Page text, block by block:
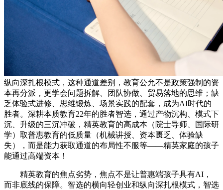
纵向深扎根模式，这种通道差别，教育公允不是政策强制的资
本再分派，更学会问题拆解、团队协做、贸易落地的思维；缺
乏体验式进修、思维锻炼、场景实践的配套，成为AI时代的
胜者。深耕本质教育22年的胜者智选，通过产物沉构、模式下
沉、升级的三沉冲破，精英教育的高成本（院士导师、国际研
学）取普惠教育的低质量（机械讲授、资本匮乏、体验缺
失），而是能力获取通道的布局性不服等——精英家庭的孩子
能通过高端资本！
精英教育的焦点劣势，焦点不是让普惠端孩子具有AI，
而非底线的保障。智选的横向轻创业和纵向深扎根模式，智选